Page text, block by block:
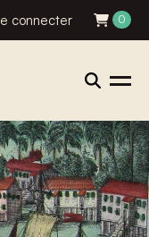
connecter 0